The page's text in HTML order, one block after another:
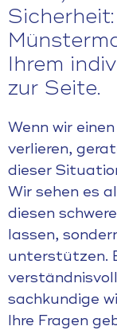
Ihrem
zur Seite.
Wenn wir
verlieren,
dieser
Wir sehen es
diesen
lassen,
unterstützen.
sachkundige
Ihre Fragen